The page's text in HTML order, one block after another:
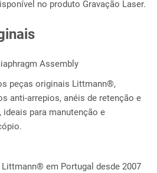
no produto Gravação Laser.
Assembly
peças originais Littmann®,
anti-arrepios, anéis de retenção e
para manutenção e
em Portugal desde 2007